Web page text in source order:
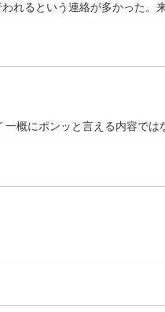
るという連絡が多かった。
概にポンッと言える内容で